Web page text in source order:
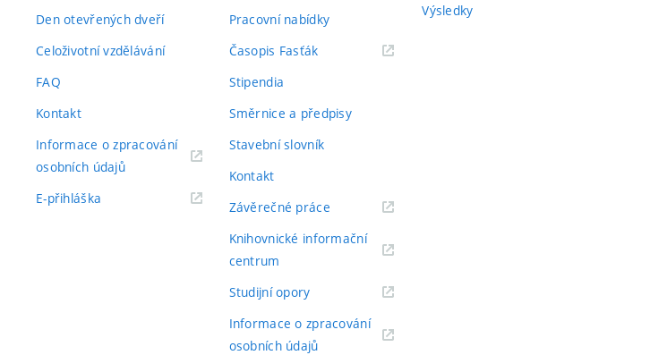
Den otevřených dveří
Celoživotní vzdělávání
FAQ
Kontakt
Informace o zpracování
osobních údajů(externí
E-přihláška
Pracovní nabídky
Časopis Fasťák(externí
Stipendia
Směrnice a předpisy
Stavební slovník
Kontakt
Závěrečné práce(externí
Knihovnické informační
centrum
Studijní opory(externí
Informace o zpracování
osobních údajů(externí
Výsledky